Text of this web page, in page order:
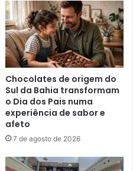
Chocolates de origem do
Sul da Bahia transformam
o Dia dos Pais numa
experiência de sabor e
afeto
7 de agosto de 2026